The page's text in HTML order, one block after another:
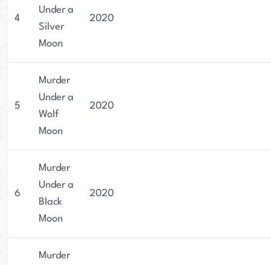
4
Under a
Silver
Moon
2020
5
Murder
Under a
Wolf
Moon
2020
6
Murder
Under a
Black
Moon
2020
Murder